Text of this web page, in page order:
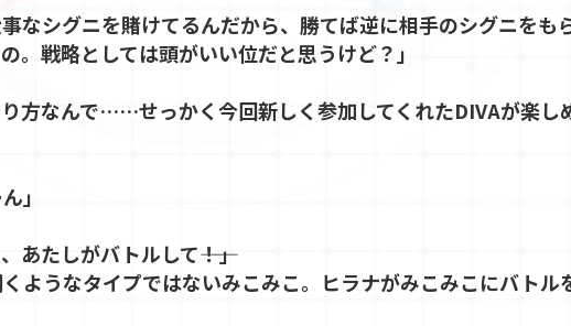
なシグニを賭けてるんだから、勝てば逆に相手のシグニをもら
。戦略としては頭がいい位だと思うけど？」
り方なんで……せっかく今回新しく参加してくれたDIVAが楽し
」
あたしがバトルして――！」
ようなタイプではないみこみこ。ヒラナがみこみこにバトル